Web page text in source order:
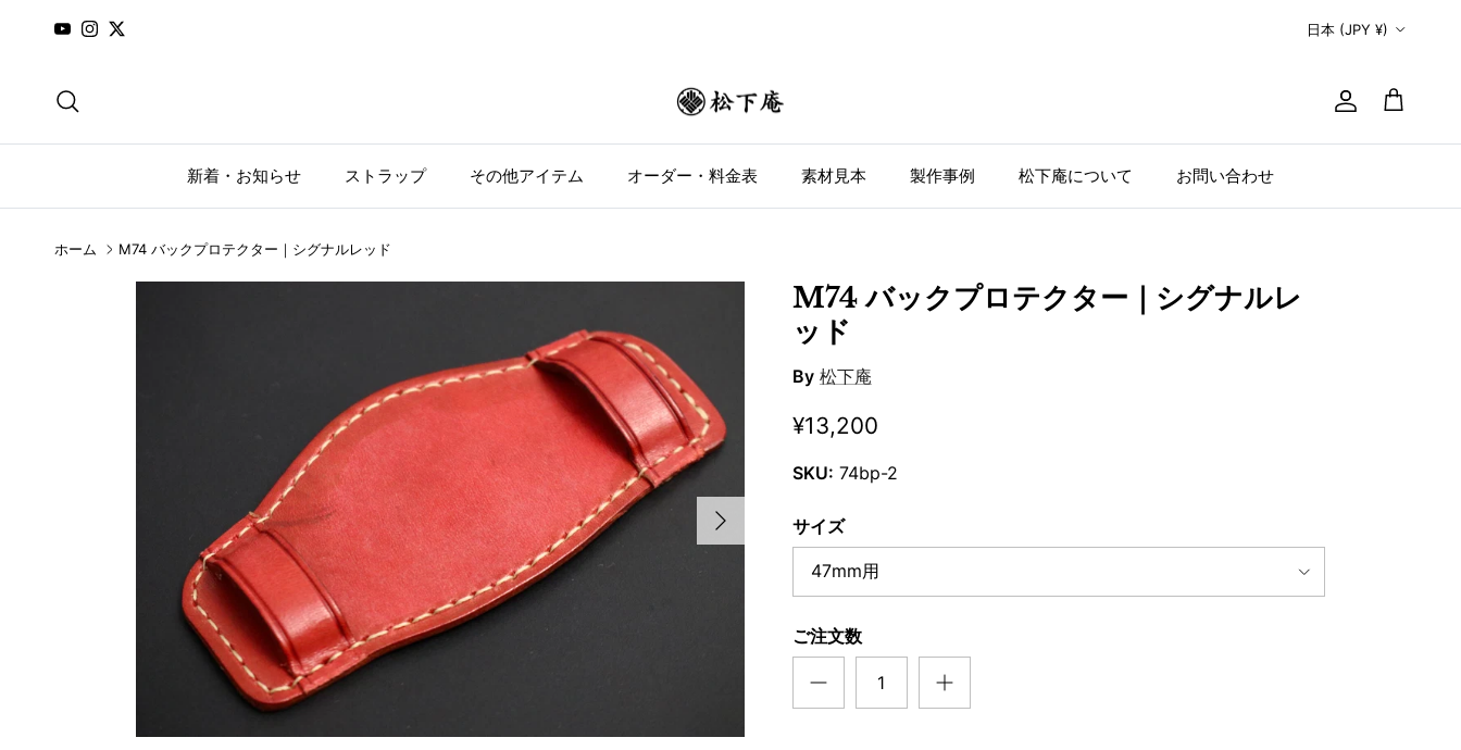
YouTube
Instagram
Twitter 日本 (JPY ¥)
アカウント
カート
新着・お知らせ ストラップ その他アイテム オーダー・料金表 素材見本 製作事例 松下庵について お問い合わせ
ホーム M74 バックプロテクター｜シグナルレッド
M74 バックプロテクター｜シグナルレ
ッド
By 松下庵
¥13,200
SKU: 74bp-2
サイズ
47mm用
ご注文数